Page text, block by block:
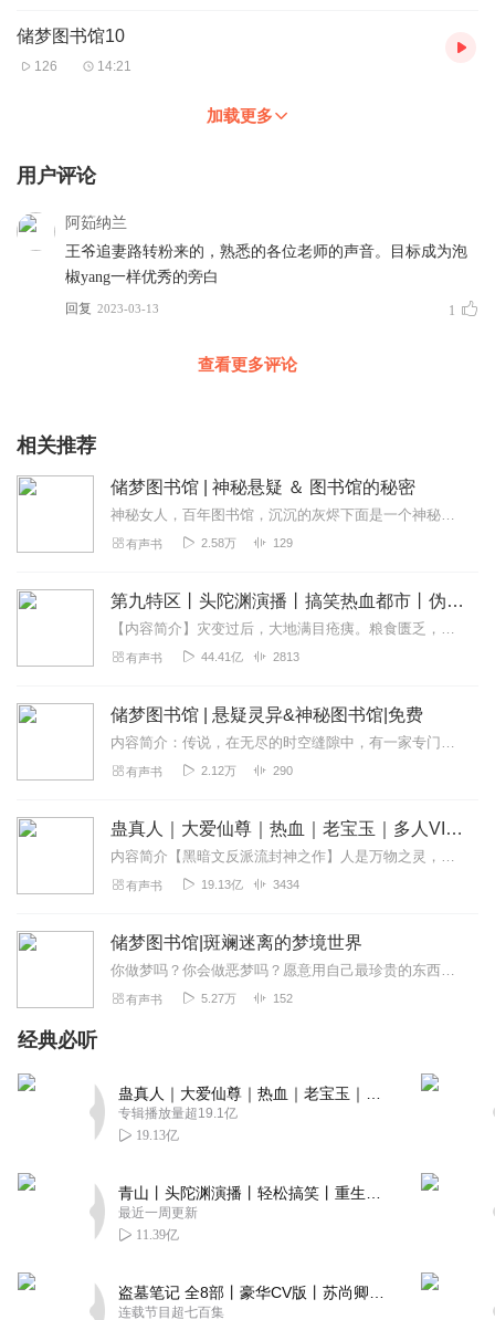
储梦图书馆10
126 14:21
加载更多
用户评论
阿筎纳兰
王爷追妻路转粉来的，熟悉的各位老师的声音。目标成为泡
椒yang一样优秀的旁白
回复 2023-03-13 1
查看更多评论
相关推荐
储梦图书馆 | 神秘悬疑 ＆ 图书馆的秘密
神秘女人，百年图书馆，沉沉的灰烬下面是一个神秘的家族诅咒！
有声书 2.58万 129
第九特区丨头陀渊演播丨搞笑热血都市丨伪戒丨VIP免费多人有声剧
【内容简介】灾变过后，大地满目疮痍。粮食匮乏，资源紧俏，局势混乱……一位从待规划区杀出来的青年，背对着漫天黄沙，孤身来到九区谋生，却不曾想偶然结识三五好友，一念...
有声书 44.41亿 2813
储梦图书馆 | 悬疑灵异&神秘图书馆|免费
内容简介：传说，在无尽的时空缝隙中，有一家专门收藏各种梦的“储梦图书馆”。那里，有一位神秘美艳的集梦师，只要是她认定有价值的梦，无论是美梦，噩...
有声书 2.12万 290
蛊真人｜大爱仙尊｜热血｜老宝玉｜多人VIP免费有声剧
内容简介【黑暗文反派流封神之作】人是万物之灵，蛊是天地真精。一个穿越者不断重生的故事。一个养蛊、炼蛊、用蛊的奇特世界。配音组（男角色）老宝玉旁白...
有声书 19.13亿 3434
储梦图书馆|斑斓迷离的梦境世界
你做梦吗？你会做恶梦吗？愿意用自己最珍贵的东西去交换停止做噩梦吗？【简介】假如在时空的缝隙之间存在着一间专门收藏各种梦“储梦图书馆”，那里的主人是一个神秘的女人...
有声书 5.27万 152
经典必听
专辑播放量超19.1亿
19.13亿
最近一周更新
11.39亿
连载节目超七百集